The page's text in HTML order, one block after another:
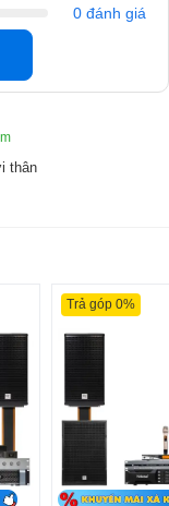
kênh DT Lion215 của
0 đánh giá
thân
Trả góp 0%